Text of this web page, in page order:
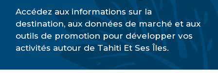
Accédez aux informations sur la
destination, aux données de marché et aux
outils de promotion pour développer vos
activités autour de Tahiti Et Ses Îles.